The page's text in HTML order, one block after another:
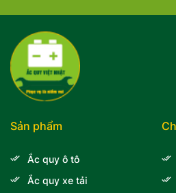
Sản phẩm
Ắc quy ô tô
Ắc quy xe tải